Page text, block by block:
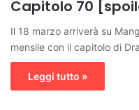
Capitolo 70
Il 18 marzo arriverà su
mensile con il capitolo di
Leggi tutto »